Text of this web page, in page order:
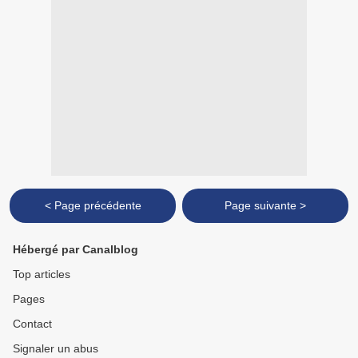
< Page précédente Page suivante >
Hébergé par Canalblog
Top articles
Pages
Contact
Signaler un abus